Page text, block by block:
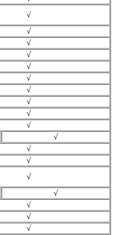
√
√
√
√
√
√
√
√
√
√
√
√
√
√
√
√
√
√